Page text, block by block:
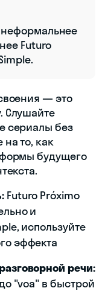
Futuro
— это
Слушайте
сериалы без
то, как
будущего
Futuro Próximo
и
используйте
эффекта
речи:
"voa" в быстрой